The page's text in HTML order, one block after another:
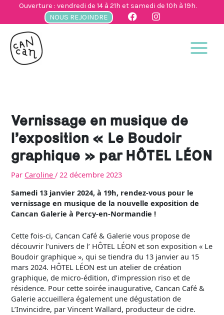
Ouverture : vendredi de 14 à 21h et samedi de 10h à 19h.
NOUS REJOINDRE
contenu
Vernissage en musique de
l’exposition « Le Boudoir
graphique » par HÔTEL LÉON
Par Caroline/22 décembre 2023
Samedi 13 janvier 2024, à 19h, rendez-vous pour le
vernissage en musique de la nouvelle exposition de
Cancan Galerie à Percy-en-Normandie !
Cette fois-ci, Cancan Café & Galerie vous propose de
découvrir l’univers de l’ HÔTEL LÉON et son exposition « Le
Boudoir graphique », qui se tiendra du 13 janvier au 15
mars 2024. HÔTEL LÉON est un atelier de création
graphique, de micro-édition, d’impression riso et de
résidence. Pour cette soirée inaugurative, Cancan Café &
Galerie accueillera également une dégustation de
L’Invincidre, par Vincent Wallard, producteur de cidre.